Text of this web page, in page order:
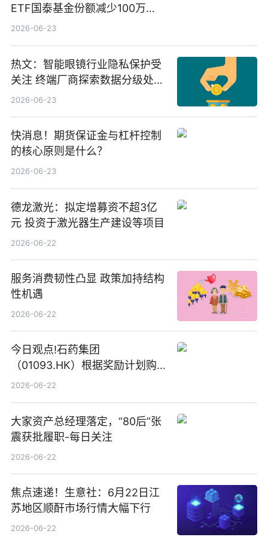
ETF国泰基金份额减少100万
份，重仓股紫金矿业、洛阳钼
2026-06-23
热文：智能眼镜行业隐私保护受
关注 终端厂商探索数据分级处理
等方案
2026-06-23
快消息！期货保证金与杠杆控制
的核心原则是什么？
2026-06-23
德龙激光：拟定增募资不超3亿
元 投资于激光器生产建设等项目
2026-06-22
服务消费韧性凸显 政策加持结构
性机遇
2026-06-22
今日观点!石药集团
（01093.HK）根据奖励计划购
回580万股
2026-06-22
大家资产总经理落定，“80后”张
震获批履职-每日关注
2026-06-22
焦点速递！生意社：6月22日江
苏地区顺酐市场行情大幅下行
2026-06-22